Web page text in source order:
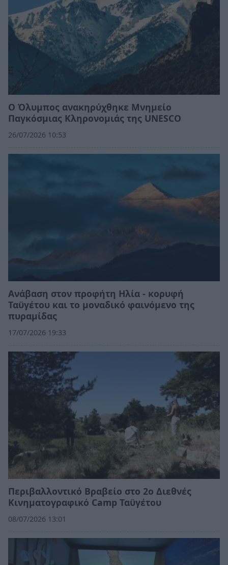
Ο Όλυμπος ανακηρύχθηκε Μνημείο
Παγκόσμιας Κληρονομιάς της UNESCO
26/07/2026 10:53
Ανάβαση στον προφήτη Ηλία - κορυφή
Ταϋγέτου και το μοναδικό φαινόμενο της
πυραμίδας
17/07/2026 19:33
Περιβαλλοντικό Βραβείο στο 2ο Διεθνές
Κινηματογραφικό Camp Ταϋγέτου
08/07/2026 13:01